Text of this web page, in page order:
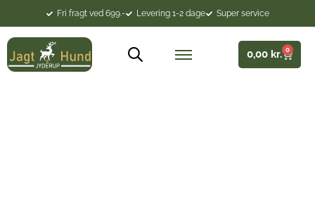
Fri fragt ved 699.- Levering 1-2 dage Super service
0,00 kr. 0